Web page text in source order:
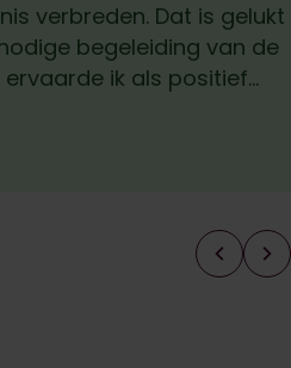
verbreden. Dat is gelukt
begeleiding van de
ik als positief...